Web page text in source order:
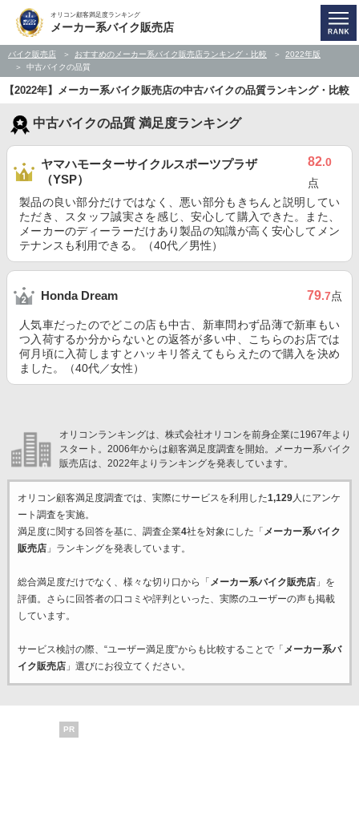
オリコン顧客満足度ランキング
メーカー系バイク販売店
バイク販売店 おすすめのメーカー系バイク販売店ランキング・比較
2022年版
中古バイクの品質
【2022年】メーカー系バイク販売店の中古バイクの品質ランキング・比較
中古バイクの品質 満足度ランキング
ヤマハモーターサイクルスポーツプラザ
（YSP）
82.0
点
製品の良い部分だけではなく、悪い部分もきちんと説明してい
ただき、スタッフ誠実さを感じ、安心して購入できた。また、
メーカーのディーラーだけあり製品の知識が高く安心してメン
テナンスも利用できる。（40代／男性）
Honda Dream 79.7点
人気車だったのでどこの店も中古、新車問わず品薄で新車もい
つ入荷するか分からないとの返答が多い中、こちらのお店では
何月頃に入荷しますとハッキリ答えてもらえたので購入を決め
ました。（40代／女性）
オリコンランキングは、株式会社オリコンを前身企業に1967年より
スタート。2006年からは顧客満足度調査を開始。メーカー系バイク
販売店は、2022年よりランキングを発表しています。
オリコン顧客満足度調査では、実際にサービスを利用した1,129人にアンケ
ート調査を実施。
満足度に関する回答を基に、調査企業4社を対象にした「 メーカー系バイク
販売店」ランキングを発表しています。
総合満足度だけでなく、様々な切り口から「 メーカー系バイク販売店」を
評価。さらに回答者の口コミや評判といった、実際のユーザーの声も掲載
しています。
サービス検討の際、“ユーザー満足度”からも比較することで「 メーカー系バ
イク販売店」選びにお役立てください。
PR